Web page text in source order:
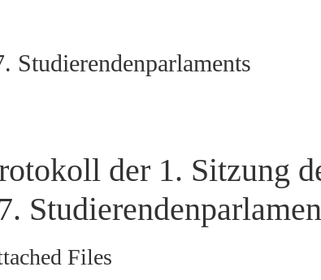
Studierendenparlaments
der 1. Sitzung
Files